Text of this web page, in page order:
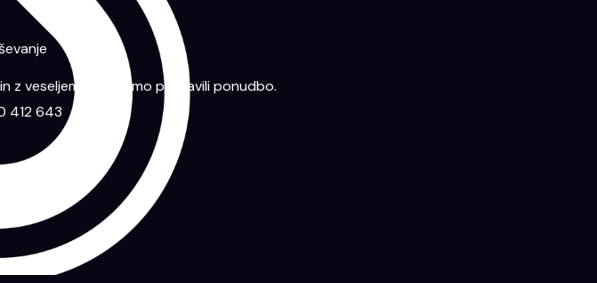
z veseljem vam bomo pripravili ponudbo.
412 643